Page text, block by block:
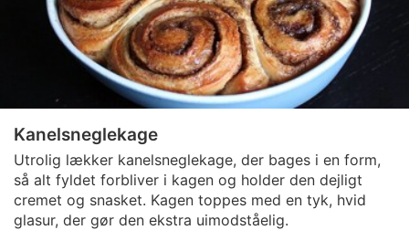
Kanelsneglekage
Utrolig lækker kanelsneglekage, der bages i en form,
så alt fyldet forbliver i kagen og holder den dejligt
cremet og snasket. Kagen toppes med en tyk, hvid
glasur, der gør den ekstra uimodståelig.